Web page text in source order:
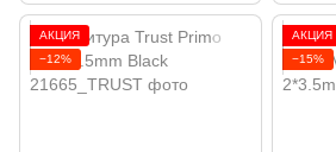
АКЦИЯ
−12%
АКЦИЯ
−15%